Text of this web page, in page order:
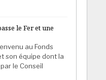
le Fer et une
au Fonds
son équipe dont la
le Conseil